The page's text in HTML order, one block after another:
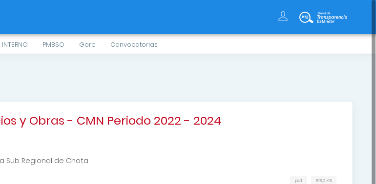
PMBSO Gore Convocatorias
y Obras - CMN Periodo 2022 - 2024
Sub Regional de Chota
516,2 KB
pdf